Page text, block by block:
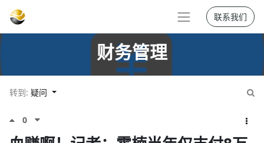
联系我们
财务管理
转到: 疑问
0